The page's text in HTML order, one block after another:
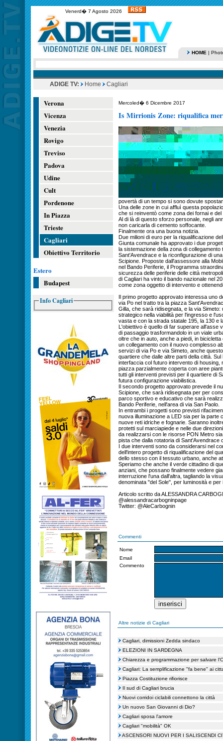
Venerd� 7 Agosto 2026
HOME |
ADIGE TV: Home Cagliari
Verona
Vicenza
Venezia
Rovigo
Treviso
Padova
Udine
Cult
Pordenone
In Piazza
Trieste
Cagliari
Obiettivo Territorio
Estero
Budapest
Info Cagliari
Mercoled� 6 Dicembre 2017
Is Mirrionis Zone: riqualifica
povertà di un tempo si sono dovute
Una delle zone in cui affluì questa
che si reinventò come zona dei fornai e del
Al di là di questo sforzo personale, negli
non caricarla di cemento soffocante.
Finalmente ora una buona notizia.
Due milioni di euro per la riqualificazione
Giunta comunale ha approvato i due
la sistemazione della zona di collegamento
Sant'Avendrace e la riconfigurazione di
Scipione. Proposte dall'assessore alla
nel Bando Periferie, il Programma
sicurezza delle periferie delle città
di Cagliari ha vinto il bando nazionale nel
come zona oggetto di intervento e
Il primo progetto approvato interessa uno
via Po nel tratto tra la piazza
Gilla, che sarà ridisegnata, e la via
strategico nella viabilità per l'ingresso e
vasta e con la strada statale 195, la 130 e
L'obiettivo è quello di far superare all'asse
di passaggio trasformandolo in un viale
oltre che in auto, anche a piedi, in
un collegamento con il nuovo complesso
servizi di via Po e via Simeto, anche
quartiere che dalle altre parti della città. Sul
interfaccia col futuro intervento di housing,
piazza parzialmente coperta con aree
tutti gli interventi previsti per il quartiere di
futura configurazione viabilistica.
Il secondo progetto approvato prevede il
Scipione, che sarà ridisegnata per per
parco sportivo e educativo che sarà
Bando Periferie, nell'area di via San Paolo.
In entrambi i progetti sono previsti
nuova illuminazione a LED sia per la parte
nuove reti idriche e fognarie. Saranno
protetti sul marciapiede e nelle due
da realizzarsi con le risorse PON Metro
pista che dalla rotatoria di Sant'Avendrace
I due interventi sono da considerarsi nel
dell'intero progetto di riqualificazione del
dello stesso con il tessuto urbano, anche
Speriamo che anche il verde cittadino di
anziani, che possano finalmente vedere
interruzione l'una dall'altra, tagliando la
denominata "del Sole", per luminosità e
Articolo scritto da ALESSANDRA
@alessandracarbogninpage
Twitter: @AleCarbognin
Commenti
Nome
Email
Commento
Altre notizie di Cagliari
Cagliari, dimissioni Zedda sindaco
ELEZIONI IN SARDEGNA
Chiarezza e programmazione per salvare
Cagliari: La semplificazione "fa bene" ai
Piazza Costituzione rifiorisce
Il sud di Cagliari brucia
Nuovi corridoi ciclabili connettono la città
Un nuovo San Giovanni di Dio?
Cagliari sposa l'amore
Cagliari "mobilità" OK
ASCENSORI NUOVI PER I SALISCENDI